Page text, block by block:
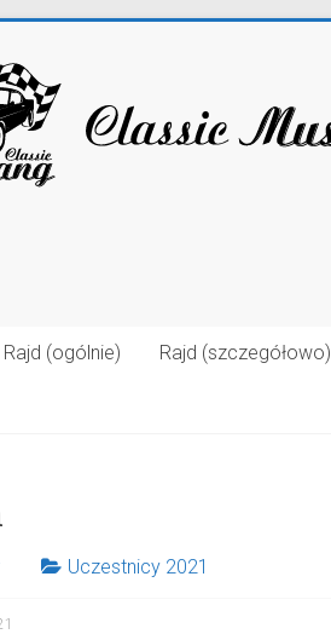
Rajd (ogólnie) Rajd (szczegółowo)
Uczestnicy 2021